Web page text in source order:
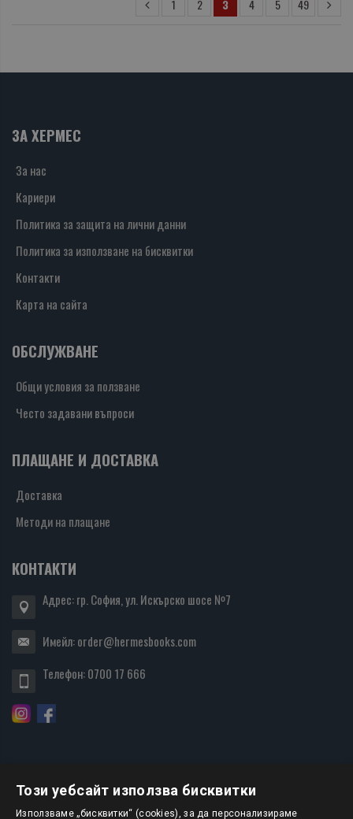
1 2 3 4 5 49
ЗА ХЕРМЕС
За нас
Кариери
Политика за защита на лични данни
Политика за използване на бисквитки
Контакти
Карта на сайта
ОБСЛУЖВАНЕ
Общи условия за ползване
Често задавани въпроси
ПЛАЩАНЕ И ДОСТАВКА
Доставка
Методи на плащане
КОНТАКТИ
Адрес: гр. София, ул. Искърско шосе №7
Имейл:order@hermesbooks.com
Телефон:0700 17 666
Този уебсайт използва бисквитки
Използваме „бисквитки“ (cookies), за да персонализираме